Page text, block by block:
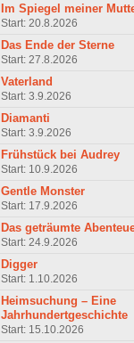
Im Spiegel meiner
Start: 20.8.2026
Das Ende der Sterne
Start: 27.8.2026
Vaterland
Start: 3.9.2026
Diamanti
Start: 3.9.2026
Frühstück bei Audrey
Start: 10.9.2026
Gentle Monster
Start: 17.9.2026
Das geträumte
Start: 24.9.2026
Digger
Start: 1.10.2026
Heimsuchung – Eine
Jahrhundertgeschichte
Start: 15.10.2026